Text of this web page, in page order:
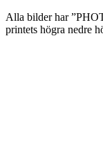
Alla bilder har
printets högra nedre